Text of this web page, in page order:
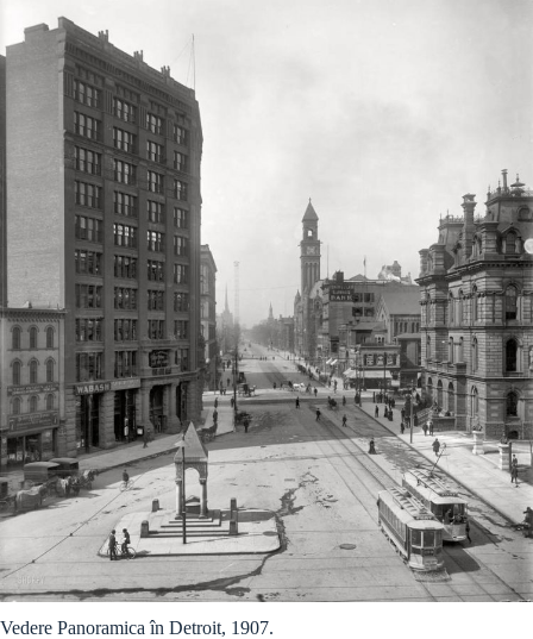
Vedere Panoramica în Detroit, 1907.